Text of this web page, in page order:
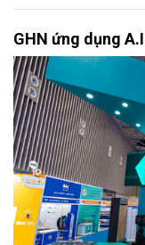
GHN ứng dụng